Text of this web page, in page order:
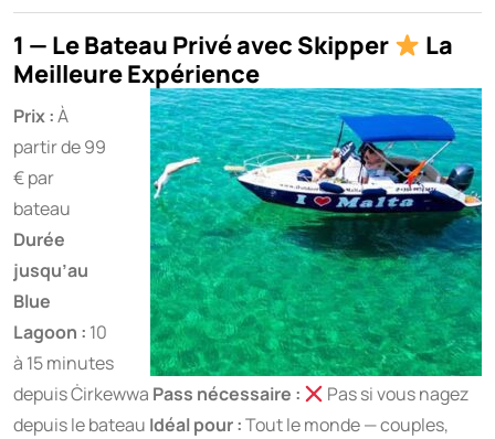
1 — Le Bateau Privé avec Skipper
La
Meilleure Expérience
Prix :À
partir de 99
€ par
bateau
Durée
jusqu’au
Blue
Lagoon : 10
à 15 minutes
depuis Ċirkewwa Pass nécessaire :
Pas si vous nagez
depuis le bateau Idéal pour :Tout le monde — couples,